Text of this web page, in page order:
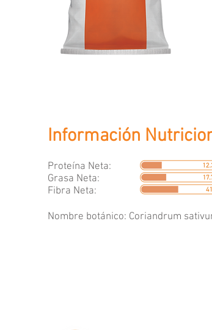
Información
Proteína Neta:
Grasa Neta:
Fibra Neta:
Nombre botánico: Coriandrum